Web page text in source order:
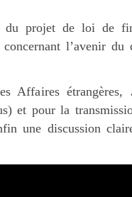
du projet de loi de
concernant l’avenir
Affaires étrangères,
et pour la
une discussion